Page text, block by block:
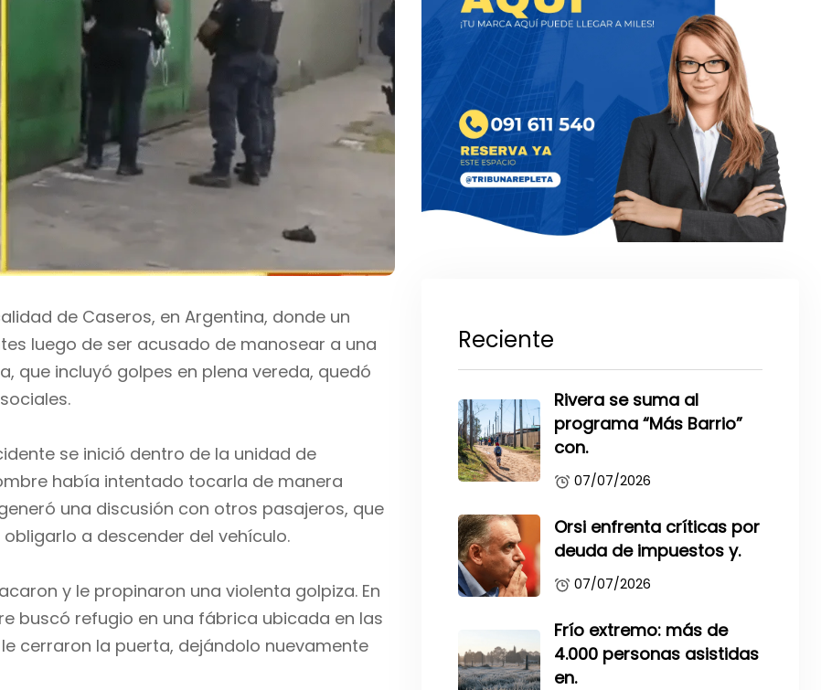
de Caseros, en Argentina, donde un
luego de ser acusado de manosear a una
que incluyó golpes en plena vereda, quedó
se inició dentro de la unidad de
había intentado tocarla de manera
una discusión con otros pasajeros, que
a descender del vehículo.
y le propinaron una violenta golpiza. En
buscó refugio en una fábrica ubicada en las
cerraron la puerta, dejándolo nuevamente
Reciente
Rivera se suma al
programa “Más Barrio”
con.
07/07/2026
Orsi enfrenta críticas por
deuda de impuestos y.
07/07/2026
Frío extremo: más de
4.000 personas asistidas
en.